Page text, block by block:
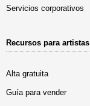
Servicios corporativos
Recursos para artistas
Alta gratuita
Guía para vender